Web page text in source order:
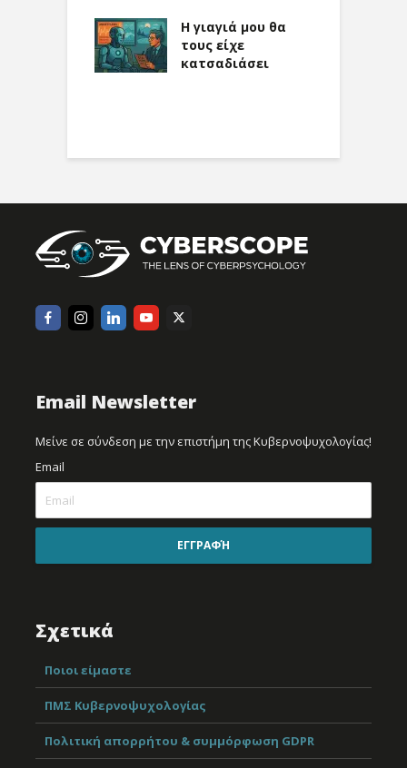
Η γιαγιά μου θα
τους είχε
κατσαδιάσει
Email Newsletter
Μείνε σε σύνδεση με την επιστήμη της Κυβερνοψυχολογίας!
Email
ΕΓΓΡΑΦΉ
Σχετικά
Ποιοι είμαστε
ΠΜΣ Κυβερνοψυχολογίας
Πολιτική απορρήτου & συμμόρφωση GDPR